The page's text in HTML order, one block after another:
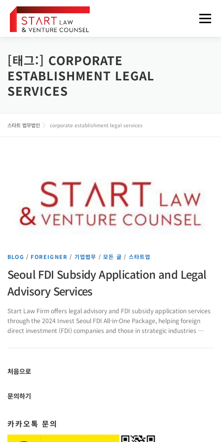
메뉴
법무법인 소개 업무분야 구성원
정보게시판
[태그:] CORPORATE
ESTABLISHMENT LEGAL
SERVICES
스타트 법무법인 corporate establishment legal services
BLOG / FOREIGNER / 기업법무 /모든 글 / 스타트업
Seoul FDI Subsidy Application and Legal
Advisory Services
Start Law Firm offers legal advisory and FDI subsidy application services
through the 2024 Invest Seoul FDI All-in-One Package, helping foreign
direct investment (FDI) companies and those in strategic industries …
처음으로
문의하기
카카오톡 문의